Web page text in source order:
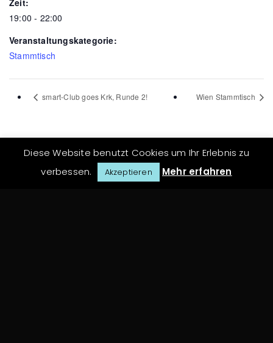
19:00 - 22:00
Veranstaltungskategorie:
Stammtisch
smart-Club goes Krk, Runde 2! Wien Stammtisch
Diese Website benutzt Cookies um Ihr Erlebnis zu
verbessen.
Akzeptieren Mehr erfahren